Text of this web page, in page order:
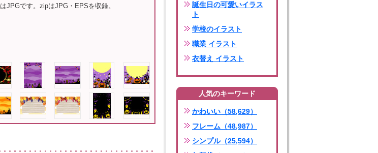
JPGです。zipはJPG・EPSを収録。
誕生日の可愛いイラス
ト
学校のイラスト
職業 イラスト
衣替え イラスト
人気のキーワード
かわいい（58,629）
フレーム（48,987）
シンプル（25,594）